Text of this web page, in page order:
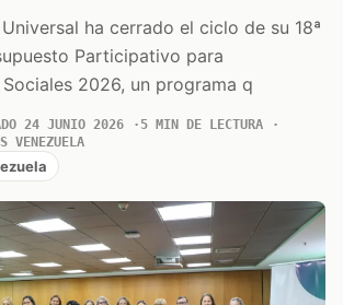
ha cerrado el ciclo de su 18ª
Participativo para
2026, un programa q
24 JUNIO 2026
5 MIN DE LECTURA
VENEZUELA